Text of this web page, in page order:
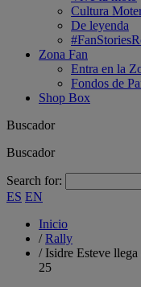
Cultura
De leyenda
Zona Fan
Entra en la
Fondos de
Shop Box
Buscador
Buscador
Search for:
ES EN
Inicio
/Rally
/Isidre Esteve
25